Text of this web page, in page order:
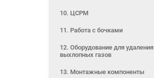
10. ЦСРМ
11. Работа с бочками
12. Оборудование для удаления
выхлопных газов
13. Монтажные компоненты